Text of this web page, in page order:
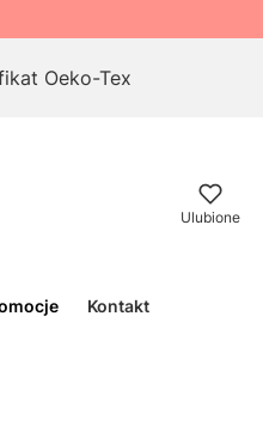
Oeko-Tex
Ulubione
Kontakt